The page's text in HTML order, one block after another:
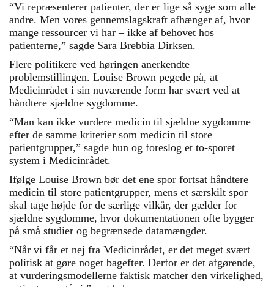
“Vi repræsenterer patienter, der er lige så syge som alle
andre. Men vores gennemslagskraft afhænger af, hvor
mange ressourcer vi har – ikke af behovet hos
patienterne,” sagde Sara Brebbia Dirksen.
Flere politikere ved høringen anerkendte
problemstillingen. Louise Brown pegede på, at
Medicinrådet i sin nuværende form har svært ved at
håndtere sjældne sygdomme.
“Man kan ikke vurdere medicin til sjældne sygdomme
efter de samme kriterier som medicin til store
patientgrupper,” sagde hun og foreslog et to-sporet
system i Medicinrådet.
Ifølge Louise Brown bør det ene spor fortsat håndtere
medicin til store patientgrupper, mens et særskilt spor
skal tage højde for de særlige vilkår, der gælder for
sjældne sygdomme, hvor dokumentationen ofte bygger
på små studier og begrænsede datamængder.
“Når vi får et nej fra Medicinrådet, er det meget svært
politisk at gøre noget bagefter. Derfor er det afgørende,
at vurderingsmodellerne faktisk matcher den virkelighed,